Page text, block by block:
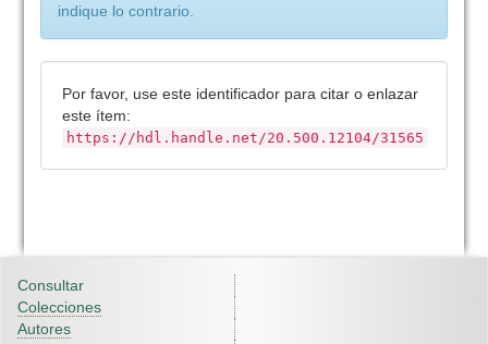
indique lo contrario.
Por favor, use este identificador para citar o enlazar
este ítem:
https://hdl.handle.net/20.500.12104/31565
Consultar
Colecciones
Autores